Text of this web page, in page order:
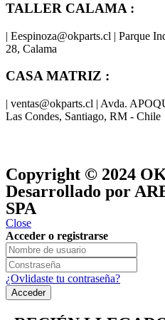
TALLER CALAMA :
| Eespinoza@okparts.cl | Parque
28, Calama
CASA MATRIZ :
| ventas@okparts.cl | Avda.
Las Condes, Santiago, RM - Chile
Copyright © 2024
Desarrollado por
SPA
Close
Acceder o registrarse
¿Ovlidaste tu contraseña?